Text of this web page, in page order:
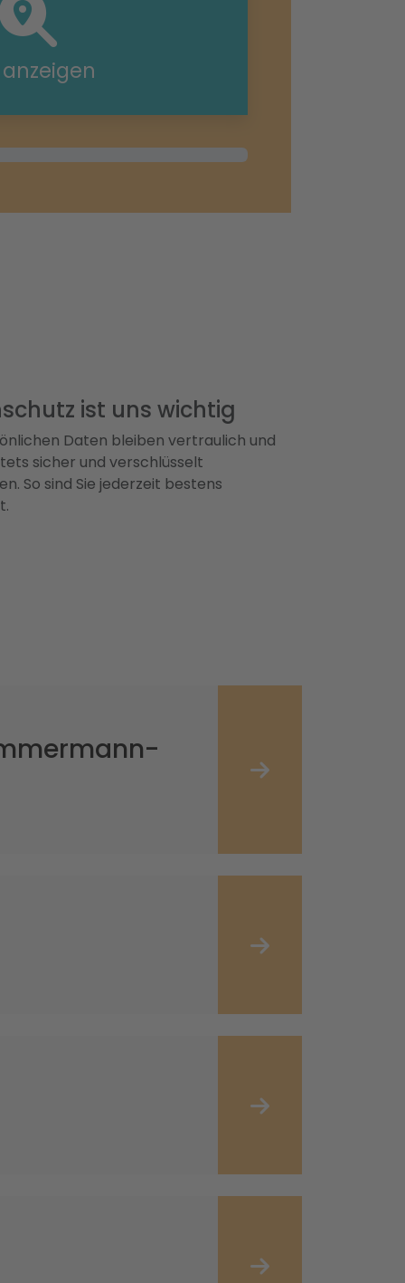
ist uns wichtig
Daten bleiben vertraulich und
sicher und verschlüsselt
So sind Sie jederzeit bestens